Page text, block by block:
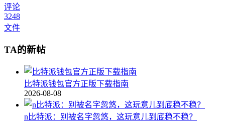
评论
3248
文件
TA的新帖
比特派钱包官方正版下载指南
2026-08-08
n比特派：别被名字忽悠，这玩意儿到底稳不稳？